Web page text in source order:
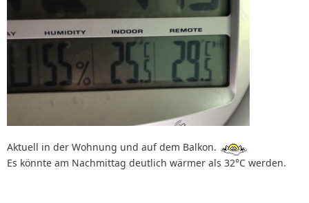
Aktuell in der Wohnung und auf dem Balkon.
Es könnte am Nachmittag deutlich wärmer als 32°C werden.